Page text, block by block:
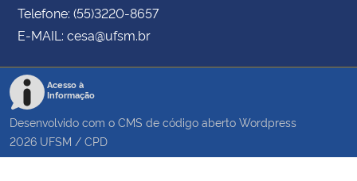
Telefone: (55)3220-8657
E-MAIL: cesa@ufsm.br
Acesso à
Informação
Desenvolvido com o CMS de código aberto Wordpress
2026 UFSM / CPD